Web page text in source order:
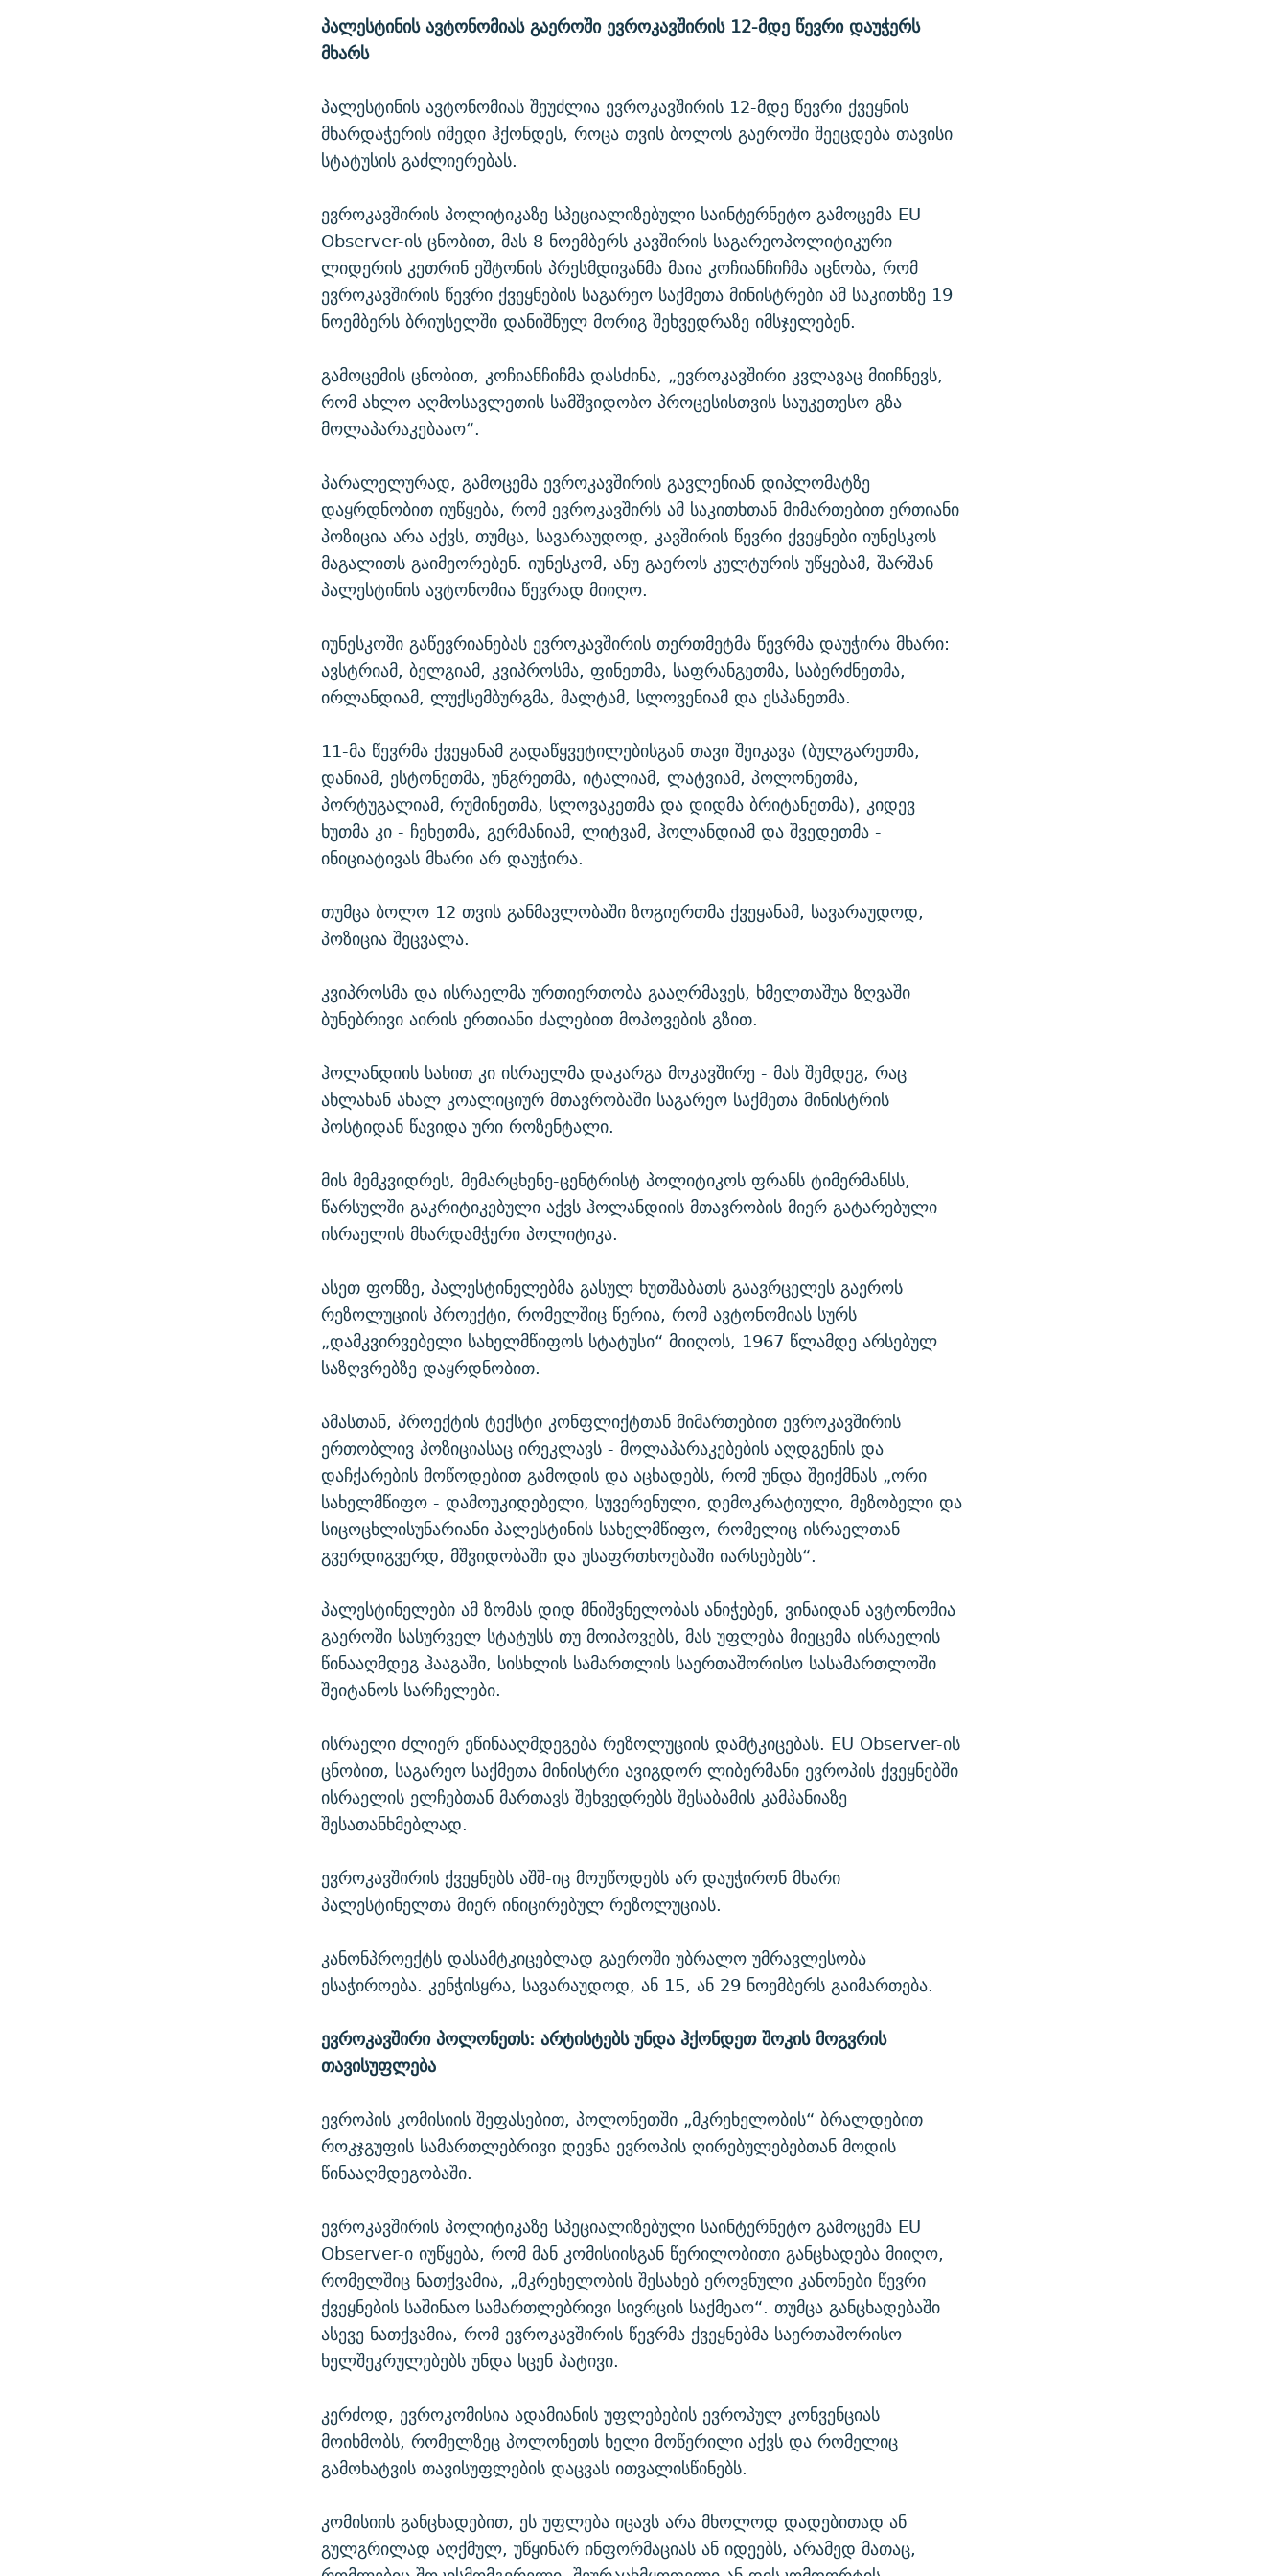
პალესტინის ავტონომიას გაეროში ევროკავშირის 12-მდე წევრი დაუჭერს
მხარს
პალესტინის ავტონომიას შეუძლია ევროკავშირის 12-მდე წევრი ქვეყნის
მხარდაჭერის იმედი ჰქონდეს, როცა თვის ბოლოს გაეროში შეეცდება თავისი
სტატუსის გაძლიერებას.
ევროკავშირის პოლიტიკაზე სპეციალიზებული საინტერნეტო გამოცემა EU
Observer-ის ცნობით, მას 8 ნოემბერს კავშირის საგარეოპოლიტიკური
ლიდერის კეთრინ ეშტონის პრესმდივანმა მაია კოჩიანჩიჩმა აცნობა, რომ
ევროკავშირის წევრი ქვეყნების საგარეო საქმეთა მინისტრები ამ საკითხზე 19
ნოემბერს ბრიუსელში დანიშნულ მორიგ შეხვედრაზე იმსჯელებენ.
გამოცემის ცნობით, კოჩიანჩიჩმა დასძინა, „ევროკავშირი კვლავაც მიიჩნევს,
რომ ახლო აღმოსავლეთის სამშვიდობო პროცესისთვის საუკეთესო გზა
მოლაპარაკებააო“.
პარალელურად, გამოცემა ევროკავშირის გავლენიან დიპლომატზე
დაყრდნობით იუწყება, რომ ევროკავშირს ამ საკითხთან მიმართებით ერთიანი
პოზიცია არა აქვს, თუმცა, სავარაუდოდ, კავშირის წევრი ქვეყნები იუნესკოს
მაგალითს გაიმეორებენ. იუნესკომ, ანუ გაეროს კულტურის უწყებამ, შარშან
პალესტინის ავტონომია წევრად მიიღო.
იუნესკოში გაწევრიანებას ევროკავშირის თერთმეტმა წევრმა დაუჭირა მხარი:
ავსტრიამ, ბელგიამ, კვიპროსმა, ფინეთმა, საფრანგეთმა, საბერძნეთმა,
ირლანდიამ, ლუქსემბურგმა, მალტამ, სლოვენიამ და ესპანეთმა.
11-მა წევრმა ქვეყანამ გადაწყვეტილებისგან თავი შეიკავა (ბულგარეთმა,
დანიამ, ესტონეთმა, უნგრეთმა, იტალიამ, ლატვიამ, პოლონეთმა,
პორტუგალიამ, რუმინეთმა, სლოვაკეთმა და დიდმა ბრიტანეთმა), კიდევ
ხუთმა კი - ჩეხეთმა, გერმანიამ, ლიტვამ, ჰოლანდიამ და შვედეთმა -
ინიციატივას მხარი არ დაუჭირა.
თუმცა ბოლო 12 თვის განმავლობაში ზოგიერთმა ქვეყანამ, სავარაუდოდ,
პოზიცია შეცვალა.
კვიპროსმა და ისრაელმა ურთიერთობა გააღრმავეს, ხმელთაშუა ზღვაში
ბუნებრივი აირის ერთიანი ძალებით მოპოვების გზით.
ჰოლანდიის სახით კი ისრაელმა დაკარგა მოკავშირე - მას შემდეგ, რაც
ახლახან ახალ კოალიციურ მთავრობაში საგარეო საქმეთა მინისტრის
პოსტიდან წავიდა ური როზენტალი.
მის მემკვიდრეს, მემარცხენე-ცენტრისტ პოლიტიკოს ფრანს ტიმერმანსს,
წარსულში გაკრიტიკებული აქვს ჰოლანდიის მთავრობის მიერ გატარებული
ისრაელის მხარდამჭერი პოლიტიკა.
ასეთ ფონზე, პალესტინელებმა გასულ ხუთშაბათს გაავრცელეს გაეროს
რეზოლუციის პროექტი, რომელშიც წერია, რომ ავტონომიას სურს
„დამკვირვებელი სახელმწიფოს სტატუსი“ მიიღოს, 1967 წლამდე არსებულ
საზღვრებზე დაყრდნობით.
ამასთან, პროექტის ტექსტი კონფლიქტთან მიმართებით ევროკავშირის
ერთობლივ პოზიციასაც ირეკლავს - მოლაპარაკებების აღდგენის და
დაჩქარების მოწოდებით გამოდის და აცხადებს, რომ უნდა შეიქმნას „ორი
სახელმწიფო - დამოუკიდებელი, სუვერენული, დემოკრატიული, მეზობელი და
სიცოცხლისუნარიანი პალესტინის სახელმწიფო, რომელიც ისრაელთან
გვერდიგვერდ, მშვიდობაში და უსაფრთხოებაში იარსებებს“.
პალესტინელები ამ ზომას დიდ მნიშვნელობას ანიჭებენ, ვინაიდან ავტონომია
გაეროში სასურველ სტატუსს თუ მოიპოვებს, მას უფლება მიეცემა ისრაელის
წინააღმდეგ ჰააგაში, სისხლის სამართლის საერთაშორისო სასამართლოში
შეიტანოს სარჩელები.
ისრაელი ძლიერ ეწინააღმდეგება რეზოლუციის დამტკიცებას. EU Observer-ის
ცნობით, საგარეო საქმეთა მინისტრი ავიგდორ ლიბერმანი ევროპის ქვეყნებში
ისრაელის ელჩებთან მართავს შეხვედრებს შესაბამის კამპანიაზე
შესათანხმებლად.
ევროკავშირის ქვეყნებს აშშ-იც მოუწოდებს არ დაუჭირონ მხარი
პალესტინელთა მიერ ინიცირებულ რეზოლუციას.
კანონპროექტს დასამტკიცებლად გაეროში უბრალო უმრავლესობა
ესაჭიროება. კენჭისყრა, სავარაუდოდ, ან 15, ან 29 ნოემბერს გაიმართება.
ევროკავშირი პოლონეთს: არტისტებს უნდა ჰქონდეთ შოკის მოგვრის
თავისუფლება
ევროპის კომისიის შეფასებით, პოლონეთში „მკრეხელობის“ ბრალდებით
როკჯგუფის სამართლებრივი დევნა ევროპის ღირებულებებთან მოდის
წინააღმდეგობაში.
ევროკავშირის პოლიტიკაზე სპეციალიზებული საინტერნეტო გამოცემა EU
Observer-ი იუწყება, რომ მან კომისიისგან წერილობითი განცხადება მიიღო,
რომელშიც ნათქვამია, „მკრეხელობის შესახებ ეროვნული კანონები წევრი
ქვეყნების საშინაო სამართლებრივი სივრცის საქმეაო“. თუმცა განცხადებაში
ასევე ნათქვამია, რომ ევროკავშირის წევრმა ქვეყნებმა საერთაშორისო
ხელშეკრულებებს უნდა სცენ პატივი.
კერძოდ, ევროკომისია ადამიანის უფლებების ევროპულ კონვენციას
მოიხმობს, რომელზეც პოლონეთს ხელი მოწერილი აქვს და რომელიც
გამოხატვის თავისუფლების დაცვას ითვალისწინებს.
კომისიის განცხადებით, ეს უფლება იცავს არა მხოლოდ დადებითად ან
გულგრილად აღქმულ, უწყინარ ინფორმაციას ან იდეებს, არამედ მათაც,